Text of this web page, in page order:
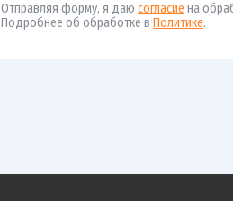
Отправляя форму, я даю согласие на
Подробнее об обработке в Политике.